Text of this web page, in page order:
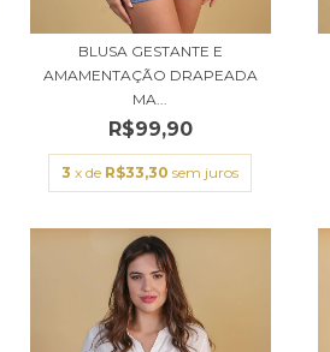
BLUSA GESTANTE E
AMAMENTAÇÃO DRAPEADA
MA...
R$99,90
3 x de R$33,30 sem juros